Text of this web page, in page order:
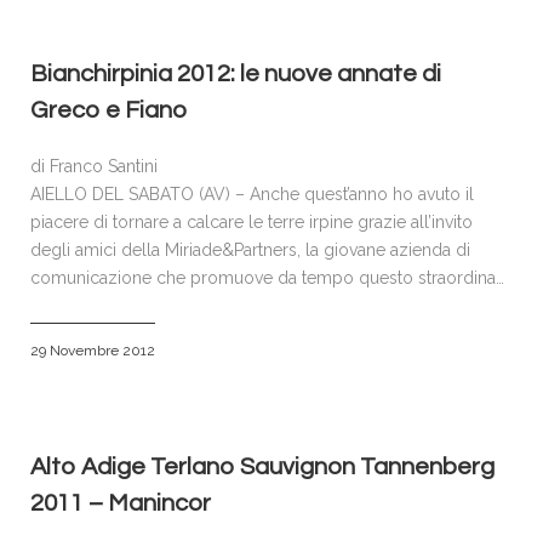
Bianchirpinia 2012: le nuove annate di
Greco e Fiano
di Franco Santini
AIELLO DEL SABATO (AV) – Anche quest’anno ho avuto il
piacere di tornare a calcare le terre irpine grazie all’invito
degli amici della Miriade&Partners, la giovane azienda di
comunicazione che promuove da tempo questo straordina…
29 Novembre 2012
Alto Adige Terlano Sauvignon Tannenberg
2011 – Manincor